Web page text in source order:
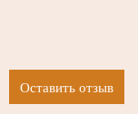
Оставить отзыв